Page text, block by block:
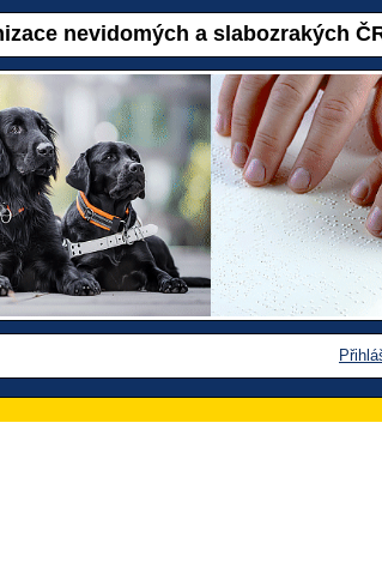
nevidomých a slabozrakých